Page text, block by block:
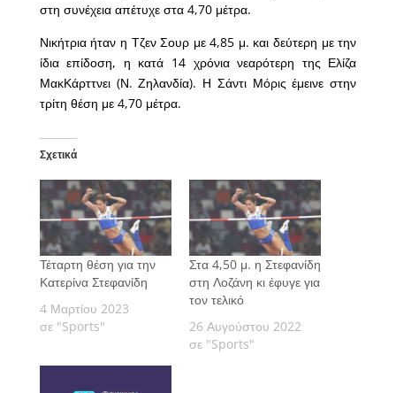
στη συνέχεια απέτυχε στα 4,70 μέτρα.
Νικήτρια ήταν η Τζεν Σουρ με 4,85 μ. και δεύτερη με την
ίδια επίδοση, η κατά 14 χρόνια νεαρότερη της Ελίζα
ΜακΚάρττνει (Ν. Ζηλανδία). Η Σάντι Μόρις έμεινε στην
τρίτη θέση με 4,70 μέτρα.
Σχετικά
Τέταρτη θέση για την
Κατερίνα Στεφανίδη
4 Μαρτίου 2023
σε "Sports"
Στα 4,50 μ. η Στεφανίδη
στη Λοζάνη κι έφυγε για
τον τελικό
26 Αυγούστου 2022
σε "Sports"